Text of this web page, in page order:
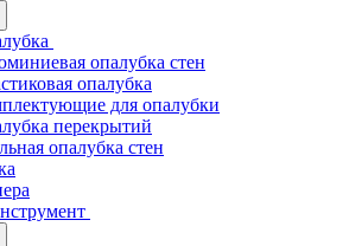
опалубка стен
опалубка
для опалубки
перекрытий
опалубка стен